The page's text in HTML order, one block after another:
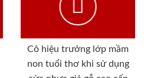
Cô hiệu trưởng lớp mầm
non tuổi thơ khi sử dụng